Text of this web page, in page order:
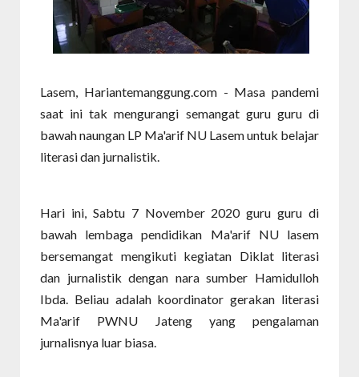
Lasem, Hariantemanggung.com - Masa pandemi
saat ini tak mengurangi semangat guru guru di
bawah naungan LP Ma'arif NU Lasem untuk belajar
literasi dan jurnalistik.
Hari ini, Sabtu 7 November 2020 guru guru di
bawah lembaga pendidikan Ma'arif NU lasem
bersemangat mengikuti kegiatan Diklat literasi
dan jurnalistik dengan nara sumber Hamidulloh
Ibda. Beliau adalah koordinator gerakan literasi
Ma'arif PWNU Jateng yang pengalaman
jurnalisnya luar biasa.